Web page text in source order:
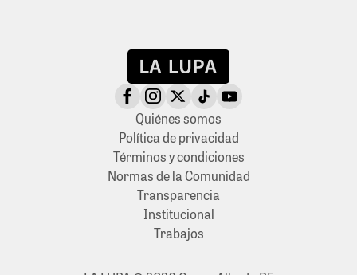
Quiénes somos
Política de privacidad
Términos y condiciones
Normas de la Comunidad
Transparencia
Institucional
Trabajos